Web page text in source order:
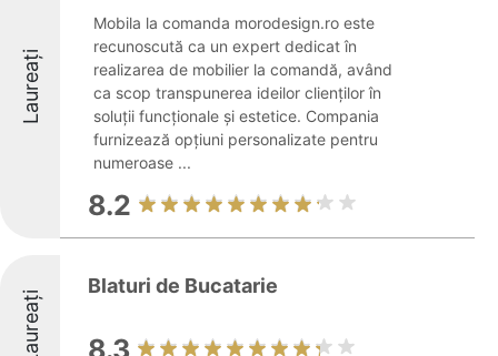
Laureați
Mobila la comanda morodesign.ro este
recunoscută ca un expert dedicat în
realizarea de mobilier la comandă, având
ca scop transpunerea ideilor clienților în
soluții funcționale și estetice. Compania
furnizează opțiuni personalizate pentru
numeroase ...
8.2
Laureați
Blaturi de Bucatarie
8.3